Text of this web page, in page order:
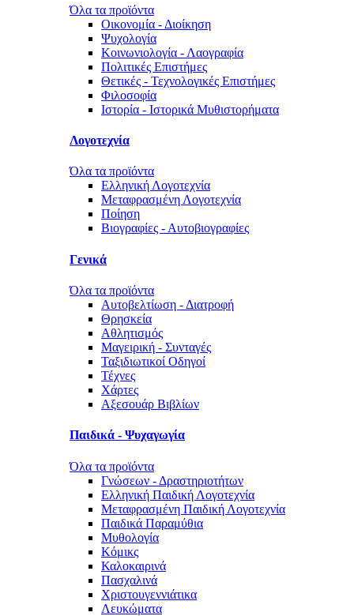
Όλα τα προϊόντα
Οικονομία - Διοίκηση
Ψυχολογία
Κοινωνιολογία - Λαογραφία
Πολιτικές Eπιστήμες
Θετικές - Τεχνολογικές Επιστήμες
Φιλοσοφία
Ιστορία - Ιστορικά Μυθιστορήματα
Λογοτεχνία
Όλα τα προϊόντα
Ελληνική Λογοτεχνία
Μεταφρασμένη Λογοτεχνία
Ποίηση
Βιογραφίες - Αυτοβιογραφίες
Γενικά
Όλα τα προϊόντα
Αυτοβελτίωση - Διατροφή
Θρησκεία
Αθλητισμός
Μαγειρική - Συνταγές
Ταξιδιωτικοί Οδηγοί
Τέχνες
Χάρτες
Αξεσουάρ Βιβλίων
Παιδικά - Ψυχαγωγία
Όλα τα προϊόντα
Γνώσεων - Δραστηριοτήτων
Ελληνική Παιδική Λογοτεχνία
Μεταφρασμένη Παιδική Λογοτεχνία
Παιδικά Παραμύθια
Μυθολογία
Κόμικς
Καλοκαιρινά
Πασχαλινά
Χριστουγεννιάτικα
Λευκώματα